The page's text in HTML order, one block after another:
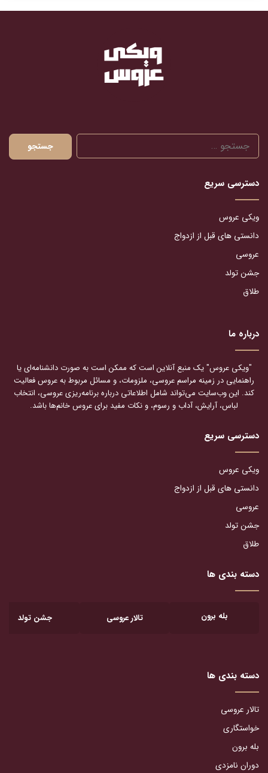
جستجو
دسترسی سریع
ویکی عروس
دانستی های قبل از ازدواج
عروسی
جشن تولد
طلاق
درباره ما
"ویکی عروس" یک منبع آنلاین است که ممکن است به صورت دانشنامه‌ای یا
راهنمایی در زمینه مراسم عروسی، ملزومات، و مسائل مربوط به عروس فعالیت
کند. این وب‌سایت می‌تواند شامل اطلاعاتی درباره برنامه‌ریزی عروسی، انتخاب
لباس، آرایش، آداب و رسوم، و نکات مفید برای عروس خانم‌ها باشد.
دسترسی سریع
ویکی عروس
دانستی های قبل از ازدواج
عروسی
جشن تولد
طلاق
دسته بندی ها
بله برون تالار عروسی جشن تولد
دسته بندی ها
تالار عروسی
خواستگاری
بله برون
دوران نامزدی